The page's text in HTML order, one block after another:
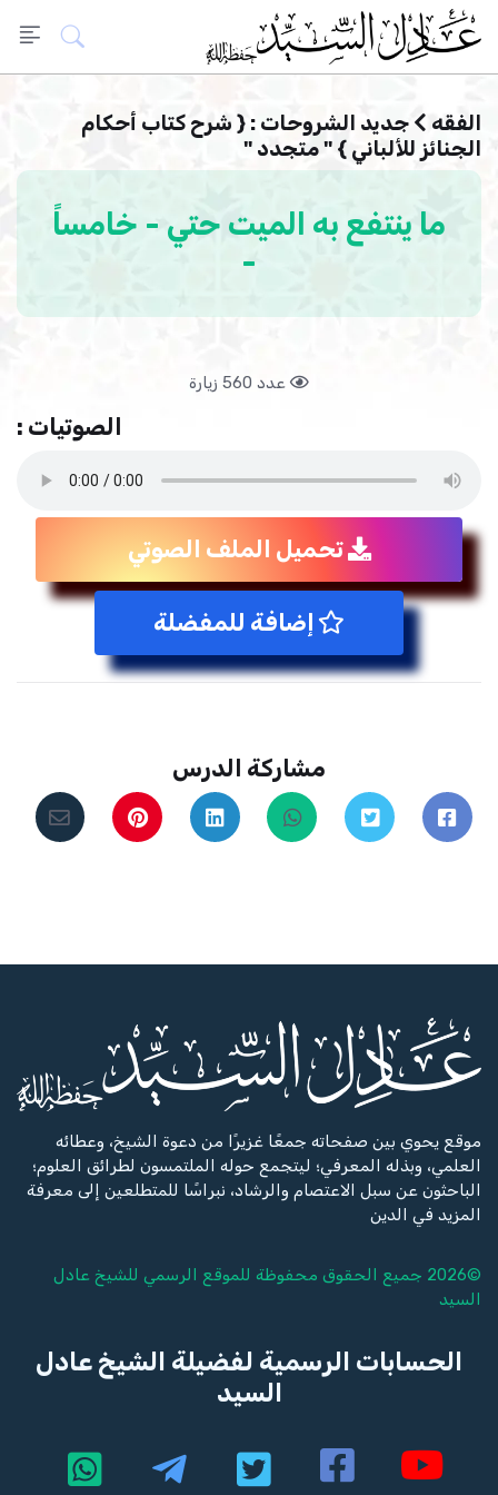
الفقه
جديد الشروحات : { شرح كتاب أحكام
الجنائز للألباني } " متجدد "
ما ينتفع به الميت حتي - خامساً
-
عدد 560 زيارة
الصوتيات :
تحميل الملف الصوتي
إضافة للمفضلة
مشاركة الدرس
موقع يحوي بين صفحاته جمعًا غزيرًا من دعوة الشيخ، وعطائه
العلمي، وبذله المعرفي؛ ليتجمع حوله الملتمسون لطرائق العلوم؛
الباحثون عن سبل الاعتصام والرشاد، نبراسًا للمتطلعين إلى معرفة
المزيد في الدين
©2026 جميع الحقوق محفوظة للموقع الرسمي للشيخ
عادل
السيد
الحسابات الرسمية لفضيلة الشيخ عادل
السيد